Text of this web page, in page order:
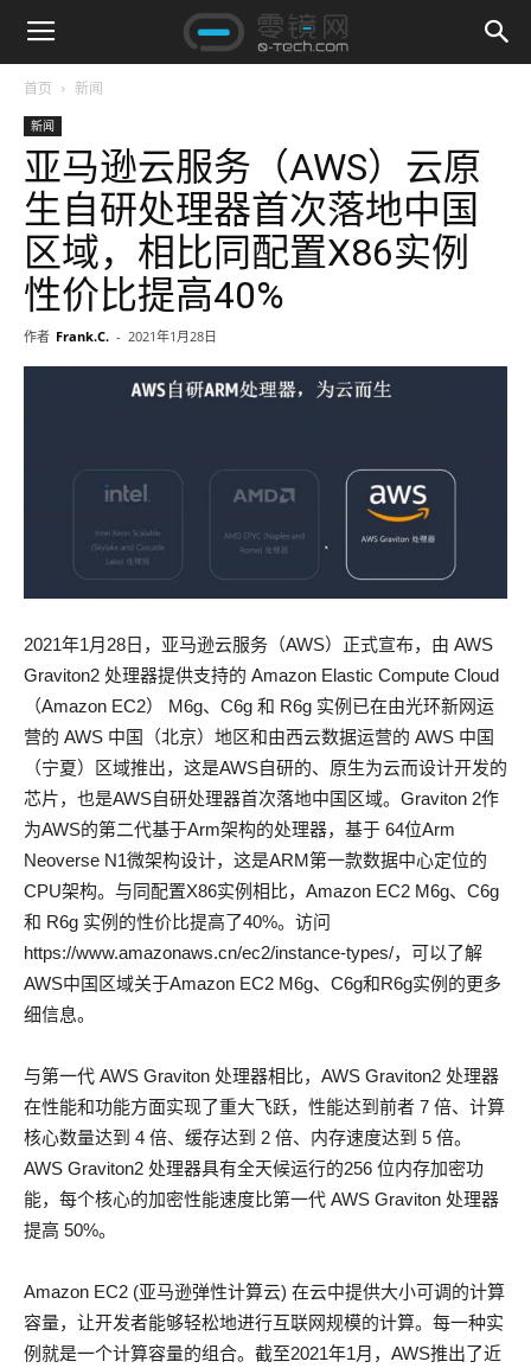
首页 新闻
新闻
亚马逊云服务（AWS）云原
生自研处理器首次落地中国
区域，相比同配置X86实例
性价比提高40%
作者 Frank.C. - 2021年1月28日
2021年1月28日，亚马逊云服务（AWS）正式宣布，由 AWS
Graviton2 处理器提供支持的 Amazon Elastic Compute Cloud
（Amazon EC2） M6g、C6g 和 R6g 实例已在由光环新网运
营的 AWS 中国（北京）地区和由西云数据运营的 AWS 中国
（宁夏）区域推出，这是AWS自研的、原生为云而设计开发的
芯片，也是AWS自研处理器首次落地中国区域。Graviton 2作
为AWS的第二代基于Arm架构的处理器，基于 64位Arm
Neoverse N1微架构设计，这是ARM第一款数据中心定位的
CPU架构。与同配置X86实例相比，Amazon EC2 M6g、C6g
和 R6g 实例的性价比提高了40%。访问
https://www.amazonaws.cn/ec2/instance-types/，可以了解
AWS中国区域关于Amazon EC2 M6g、C6g和R6g实例的更多
细信息。
与第一代 AWS Graviton 处理器相比，AWS Graviton2 处理器
在性能和功能方面实现了重大飞跃，性能达到前者 7 倍、计算
核心数量达到 4 倍、缓存达到 2 倍、内存速度达到 5 倍。
AWS Graviton2 处理器具有全天候运行的256 位内存加密功
能，每个核心的加密性能速度比第一代 AWS Graviton 处理器
提高 50%。
Amazon EC2 (亚马逊弹性计算云) 在云中提供大小可调的计算
容量，让开发者能够轻松地进行互联网规模的计算。每一种实
例就是一个计算容量的组合。截至2021年1月，AWS推出了近